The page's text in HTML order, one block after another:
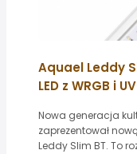
Aquael Leddy
LED z WRGB i
Nowa generacja
zaprezentował
Leddy Slim BT. To